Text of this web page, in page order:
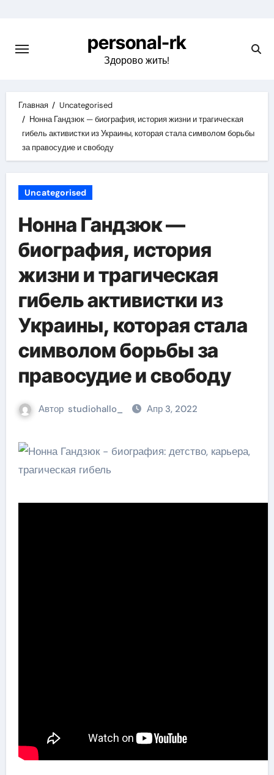
содержимому
personal-rk
Здорово жить!
Главная
Uncategorised
Нонна Гандзюк — биография, история жизни и трагическая
гибель активистки из Украины, которая стала символом борьбы
за правосудие и свободу
Uncategorised
Нонна Гандзюк —
биография, история
жизни и трагическая
гибель активистки из
Украины, которая стала
символом борьбы за
правосудие и свободу
Автор studiohallo_ Апр 3, 2022